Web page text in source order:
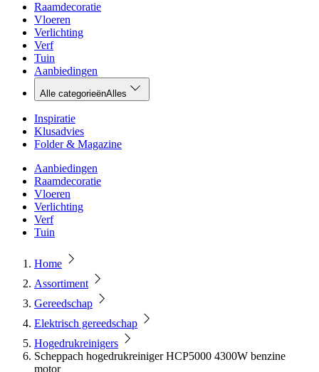
Raamdecoratie
Vloeren
Verlichting
Verf
Tuin
Aanbiedingen
Alle categorieënAlles
Inspiratie
Klusadvies
Folder & Magazine
Aanbiedingen
Raamdecoratie
Vloeren
Verlichting
Verf
Tuin
Home
Assortiment
Gereedschap
Elektrisch gereedschap
Hogedrukreinigers
Scheppach hogedrukreiniger HCP5000 4300W benzine
motor